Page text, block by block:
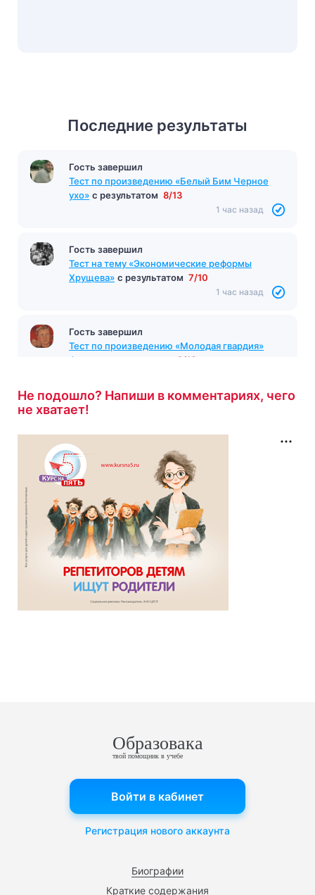
Последние результаты
Гость завершил
Тест на тему «Развенчание культа личности
Сталина» с результатом
58 минут назад
Гость завершил
Тест по произведению «Белый Бим Черное
ухо» с результатом 8/13
1 час назад
Гость завершил
Тест на тему «Экономические реформы
Хрущева»
с результатом 7/10
Не подошло? Напиши в комментариях, чего
не хватает!
Образовака
твой помощник в учебе
Биографии
Краткие содержания
Войти в кабинет
Регистрация нового аккаунта